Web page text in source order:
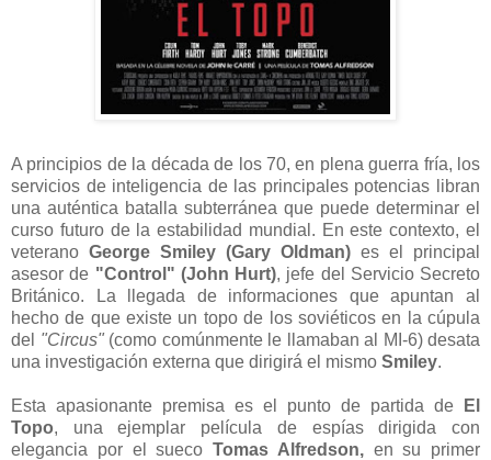
A principios de la década de los 70, en plena guerra fría, los
servicios de inteligencia de las principales potencias libran
una auténtica batalla subterránea que puede determinar el
curso futuro de la estabilidad mundial. En este contexto, el
veterano George Smiley (Gary Oldman) es el principal
asesor de "Control" (John Hurt), jefe del Servicio Secreto
Británico. La llegada de informaciones que apuntan al
hecho de que existe un topo de los soviéticos en la cúpula
del "Circus"(como comúnmente le llamaban al MI-6) desata
una investigación externa que dirigirá el mismo Smiley.
Esta apasionante premisa es el punto de partida de
El
Topo, una ejemplar película de espías dirigida con
elegancia por el sueco Tomas Alfredson,en su primer